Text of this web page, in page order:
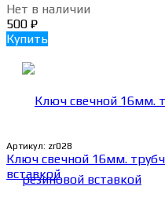
Нет в наличии
500 ₽
Купить
Артикул: zr028
Ключ свечной 16мм.
вставкой